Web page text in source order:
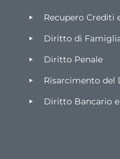
Recupero Crediti
Diritto di
Diritto Penale
Risarcimento del
Diritto Bancario